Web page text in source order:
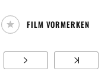
Spider-Verse nicht der
ist.
FILM VORMERKEN